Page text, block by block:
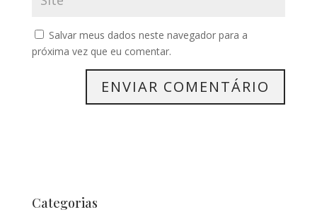
Salvar meus dados neste navegador para a
próxima vez que eu comentar.
Categorias